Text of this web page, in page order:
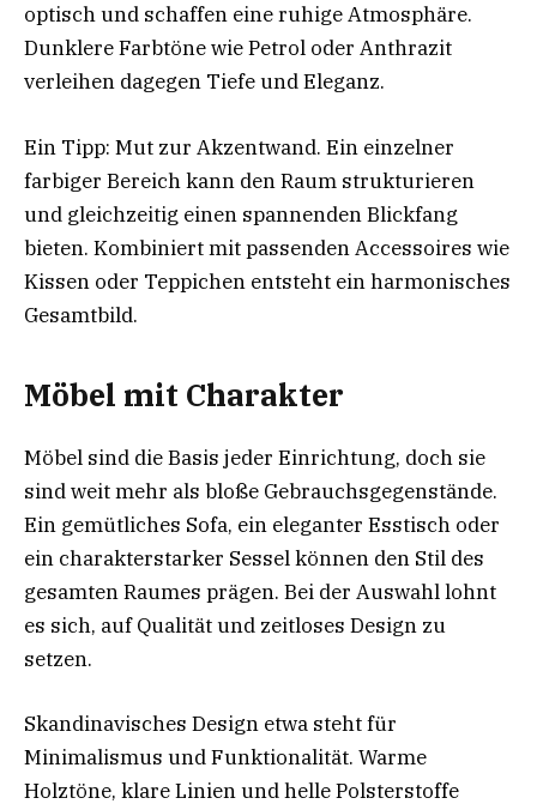
optisch und schaffen eine ruhige Atmosphäre.
Dunklere Farbtöne wie Petrol oder Anthrazit
verleihen dagegen Tiefe und Eleganz.
Ein Tipp: Mut zur Akzentwand. Ein einzelner
farbiger Bereich kann den Raum strukturieren
und gleichzeitig einen spannenden Blickfang
bieten. Kombiniert mit passenden Accessoires wie
Kissen oder Teppichen entsteht ein harmonisches
Gesamtbild.
Möbel mit Charakter
Möbel sind die Basis jeder Einrichtung, doch sie
sind weit mehr als bloße Gebrauchsgegenstände.
Ein gemütliches Sofa, ein eleganter Esstisch oder
ein charakterstarker Sessel können den Stil des
gesamten Raumes prägen. Bei der Auswahl lohnt
es sich, auf Qualität und zeitloses Design zu
setzen.
Skandinavisches Design etwa steht für
Minimalismus und Funktionalität. Warme
Holztöne, klare Linien und helle Polsterstoffe